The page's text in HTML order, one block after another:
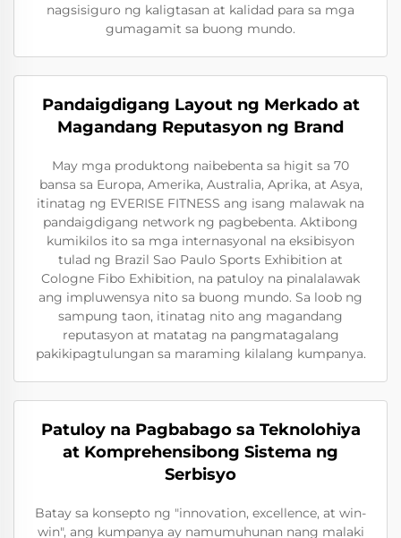
nagsisiguro ng kaligtasan at kalidad para sa mga
gumagamit sa buong mundo.
Pandaigdigang Layout ng Merkado at
Magandang Reputasyon ng Brand
May mga produktong naibebenta sa higit sa 70
bansa sa Europa, Amerika, Australia, Aprika, at Asya,
itinatag ng EVERISE FITNESS ang isang malawak na
pandaigdigang network ng pagbebenta. Aktibong
kumikilos ito sa mga internasyonal na eksibisyon
tulad ng Brazil Sao Paulo Sports Exhibition at
Cologne Fibo Exhibition, na patuloy na pinalalawak
ang impluwensya nito sa buong mundo. Sa loob ng
sampung taon, itinatag nito ang magandang
reputasyon at matatag na pangmatagalang
pakikipagtulungan sa maraming kilalang kumpanya.
Patuloy na Pagbabago sa Teknolohiya
at Komprehensibong Sistema ng
Serbisyo
Batay sa konsepto ng "innovation, excellence, at win-
win", ang kumpanya ay namumuhunan nang malaki